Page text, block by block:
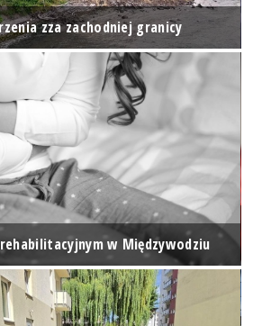
zza zachodniej granicy
w Międzywodziu